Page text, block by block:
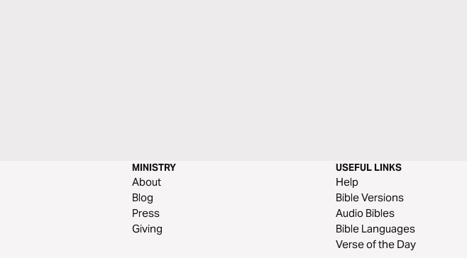
MINISTRY
About
Blog
Press
Giving
USEFUL LINKS
Help
Bible Versions
Audio Bibles
Bible Languages
Verse of the Day